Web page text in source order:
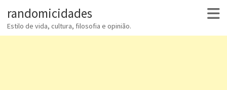
randomicidades
Estilo de vida, cultura, filosofia e opinião.